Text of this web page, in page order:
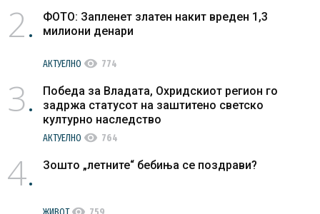
2
ФОТО: Запленет златен накит вреден 1,3
милиони денари
АКТУЕЛНО visibility 774
3
Победа за Владата, Охридскиот регион го
задржа статусот на заштитено светско
културно наследство
АКТУЕЛНО visibility 764
4 Зошто „летните“ бебиња се поздрави?